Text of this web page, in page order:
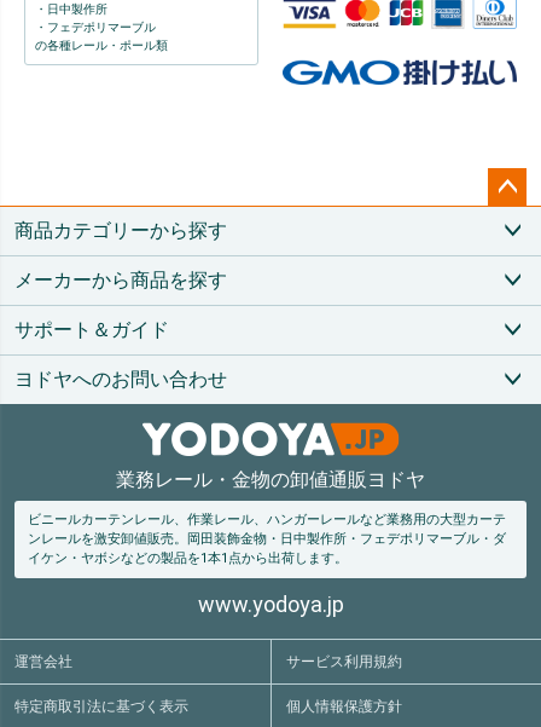
・日中製作所
・フェデポリマーブル
の各種レール・ポール類
ペー
ップ
商品カテゴリーから探す
メーカーから商品を探す
サポート＆ガイド
ヨドヤへのお問い合わせ
業務レール・金物の卸値通販ヨドヤ
ビニールカーテンレール、作業レール、ハンガーレールなど業務用の大型カーテ
ンレールを激安卸値販売。
岡田装飾金物・日中製作所・フェデポリマーブル・ダ
イケン・ヤボシなどの製品を1本1点から出荷します。
www.yodoya.jp
運営会社 サービス利用規約
特定商取引法に基づく表示 個人情報保護方針